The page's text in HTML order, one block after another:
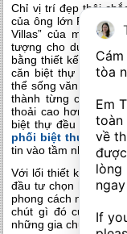
Chỉ vị trí đẹp thôi
của ông lớn FLC cho
Villas” của mình.
tượng cho du khách
bằng thiết kế vô
căn biệt thự được
thể sống văn minh và
thành từng cụm
thoải cao hơn nhiều
biệt thự đều không
phối biệt thự FLC
tin vào tầm nhìn của
Với lối thiết kế bên
đầu tư chọn hướng
phong cách này mỗi
chút gì đó của sự
những gia chủ đẳng
tòa
Em
toàn
về
lòng
If